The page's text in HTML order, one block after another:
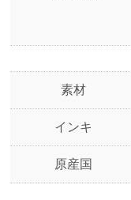
素材
インキ
原産国